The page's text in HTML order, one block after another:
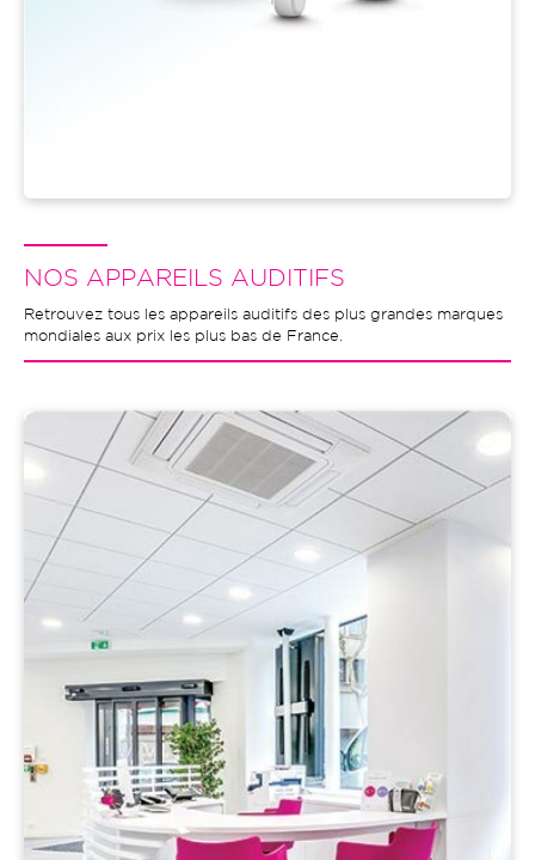
NOS APPAREILS AUDITIFS
Retrouvez tous les appareils auditifs des plus grandes marques
mondiales aux prix les plus bas de France.